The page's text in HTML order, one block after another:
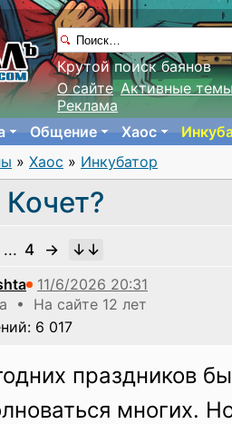
Крутой поиск баянов
О сайте Активные
Реклама
Общение Хаос
» Хаос » Инкубатор
... 4
→
• На сайте 12 лет
6 017
праздников
многих.